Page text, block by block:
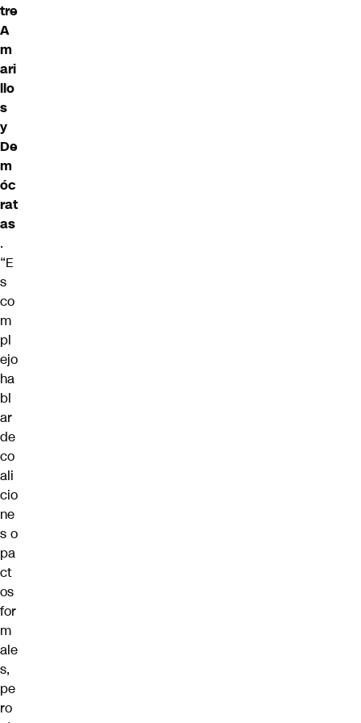
tre
A
m
ari
llo
s
y
De
m
óc
rat
as
.
“E
s
co
m
pl
ejo
ha
bl
ar
de
co
ali
cio
ne
s o
pa
ct
os
for
m
ale
s,
pe
ro